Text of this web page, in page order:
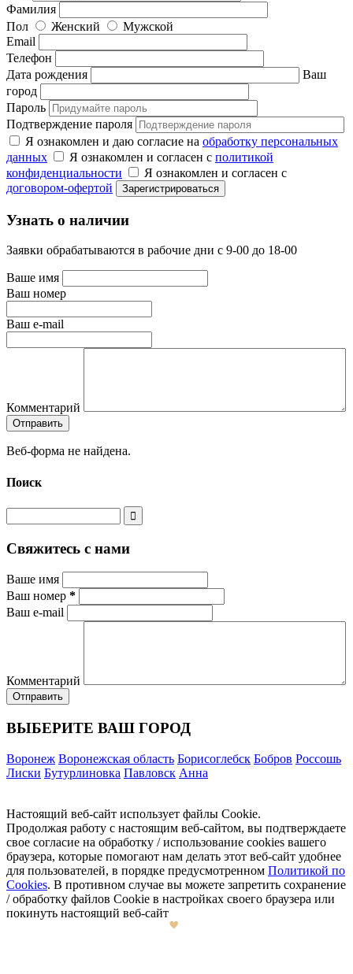
Фамилия
Пол
Женский
Мужской
Email
Телефон
Дата рождения
Ваш
город
Пароль
Подтверждение пароля
Я ознакомлен и даю согласие на обработку персональных
данных
Я ознакомлен и согласен с политикой
конфиденциальности
Я ознакомлен и согласен с
договором-офертой
Узнать о наличии
Заявки обрабатываются в рабочие дни с 9-00 до 18-00
Ваше имя
Ваш номер
Ваш e-mail
Комментарий
Веб-форма не найдена.
Поиск
Свяжитесь с нами
Ваше имя
Ваш номер *
Ваш e-mail
Комментарий
ВЫБЕРИТЕ ВАШ ГОРОД
Воронеж Воронежская область Борисоглебск Бобров Россошь
Лиски Бутурлиновка Павловск Анна
Настоящий веб-сайт использует файлы Cookie.
Продолжая работу с настоящим веб-сайтом, вы подтверждаете
свое согласие на обработку / использование cookies вашего
браузера, которые помогают нам делать этот веб-сайт удобнее
для пользователей, в порядке предусмотренном Политикой по
Cookies. В противном случае вы можете запретить сохранение
/ обработку файлов Cookie в настройках своего браузера или
покинуть настоящий веб-сайт